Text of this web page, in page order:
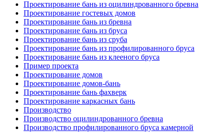
Проектирование бань из оцилиндрованного бревна
Проектирование гостевых домов
Проектирование бань из бревна
Проектирование бань из бруса
Проектирование бань из сруба
Проектирование бань из профилированного бруса
Проектирование бань из клееного бруса
Пример проекта
Проектирование домов
Проектирование домов-бань
Проектирование бань фахверк
Проектирование каркасных бань
Производство
Производство оцилиндрованного бревна
Производство профилированного бруса камерной